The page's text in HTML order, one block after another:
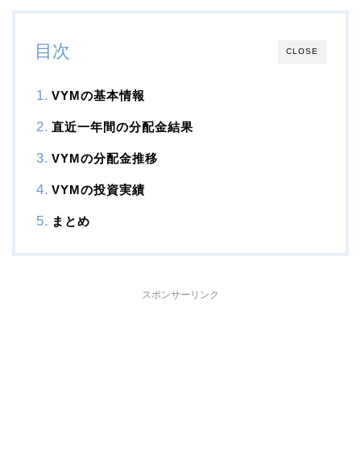
CLOSE
目次
VYMの基本情報
直近一年間の分配金結果
VYMの分配金推移
VYMの投資実績
まとめ
スポンサーリンク